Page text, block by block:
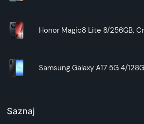
Honor Magic8 Lite 8/256GB,
Samsung Galaxy A17 5G 4/
Saznaj